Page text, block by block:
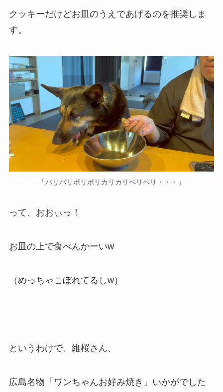
クッキーだけどお皿のうえであげるのを推奨しま
す。
「バリバリポリポリカリカリペリペリ・・・」
って、おおぃっ！
お皿の上で食べんかーいw
（めっちゃこぼれてるしw）
というわけで、維桜さん、
広島名物「ワンちゃんお好み焼き」いかがでした